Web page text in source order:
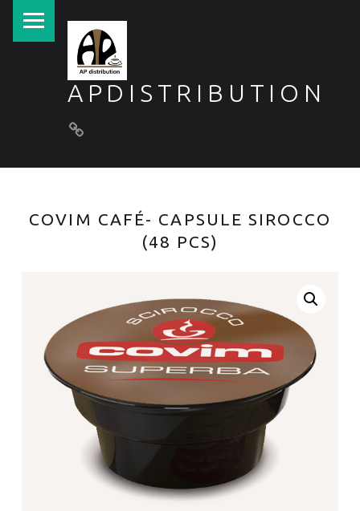
APDISTRIBUTION
COVIM CAFÉ- CAPSULE SIROCCO
(48 PCS)